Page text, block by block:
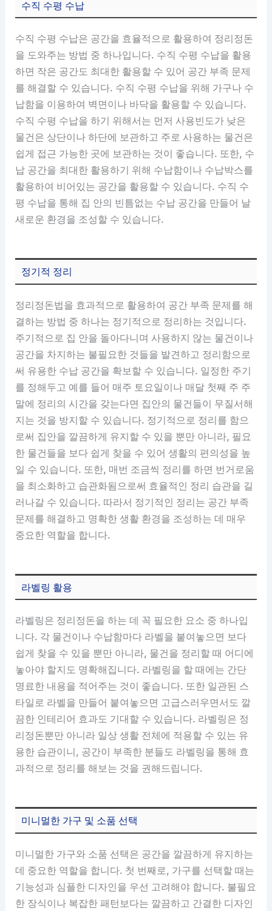
수직 수평 수납
수직 수평 수납은 공간을 효율적으로 활용하여 정리정돈
을 도와주는 방법 중 하나입니다. 수직 수평 수납을 활용
하면 작은 공간도 최대한 활용할 수 있어 공간 부족 문제
를 해결할 수 있습니다. 수직 수평 수납을 위해 가구나 수
납함을 이용하여 벽면이나 바닥을 활용할 수 있습니다.
수직 수평 수납을 하기 위해서는 먼저 사용빈도가 낮은
물건은 상단이나 하단에 보관하고 주로 사용하는 물건은
쉽게 접근 가능한 곳에 보관하는 것이 좋습니다. 또한, 수
납 공간을 최대한 활용하기 위해 수납함이나 수납박스를
활용하여 비어있는 공간을 활용할 수 있습니다. 수직 수
평 수납을 통해 집 안의 빈틈없는 수납 공간을 만들어 날
새로운 환경을 조성할 수 있습니다.
정기적 정리
정리정돈법을 효과적으로 활용하여 공간 부족 문제를 해
결하는 방법 중 하나는 정기적으로 정리하는 것입니다.
주기적으로 집 안을 돌아다니며 사용하지 않는 물건이나
공간을 차지하는 불필요한 것들을 발견하고 정리함으로
써 유용한 수납 공간을 확보할 수 있습니다. 일정한 주기
를 정해두고 예를 들어 매주 토요일이나 매달 첫째 주 주
말에 정리의 시간을 갖는다면 집안의 물건들이 무질서해
지는 것을 방지할 수 있습니다. 정기적으로 정리를 함으
로써 집안을 깔끔하게 유지할 수 있을 뿐만 아니라, 필요
한 물건들을 보다 쉽게 찾을 수 있어 생활의 편의성을 높
일 수 있습니다. 또한, 매번 조금씩 정리를 하면 번거로움
을 최소화하고 습관화됨으로써 효율적인 정리 습관을 길
러나갈 수 있습니다. 따라서 정기적인 정리는 공간 부족
문제를 해결하고 명확한 생활 환경을 조성하는 데 매우
중요한 역할을 합니다.
라벨링 활용
라벨링은 정리정돈을 하는 데 꼭 필요한 요소 중 하나입
니다. 각 물건이나 수납함마다 라벨을 붙여놓으면 보다
쉽게 찾을 수 있을 뿐만 아니라, 물건을 정리할 때 어디에
놓아야 할지도 명확해집니다. 라벨링을 할 때에는 간단
명료한 내용을 적어주는 것이 좋습니다. 또한 일관된 스
타일로 라벨을 만들어 붙여놓으면 고급스러우면서도 깔
끔한 인테리어 효과도 기대할 수 있습니다. 라벨링은 정
리정돈뿐만 아니라 일상 생활 전체에 적용할 수 있는 유
용한 습관이니, 공간이 부족한 분들도 라벨링을 통해 효
과적으로 정리를 해보는 것을 권해드립니다.
미니멀한 가구 및 소품 선택
미니멀한 가구와 소품 선택은 공간을 깔끔하게 유지하는
데 중요한 역할을 합니다. 첫 번째로, 가구를 선택할 때는
기능성과 심플한 디자인을 우선 고려해야 합니다. 불필요
한 장식이나 복잡한 패턴보다는 깔끔하고 간결한 디자인